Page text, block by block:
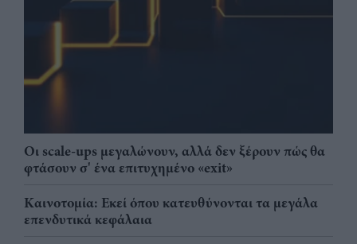
Οι scale-ups μεγαλώνουν, αλλά δεν ξέρουν πώς θα
φτάσουν σ' ένα επιτυχημένο «exit»
Καινοτομία: Εκεί όπου κατευθύνονται τα μεγάλα
επενδυτικά κεφάλαια